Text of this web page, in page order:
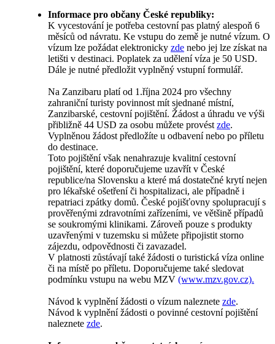
Informace pro občany České republiky:
K vycestování je potřeba cestovní pas platný alespoň 6
měsíců od návratu. Ke vstupu do země je nutné vízum. O
vízum lze požádat elektronicky zde nebo jej lze získat na
letišti v destinaci. Poplatek za udělení víza je 50 USD.
Dále je nutné předložit vyplněný vstupní formulář.
Na Zanzibaru platí od 1.října 2024 pro všechny
zahraniční turisty povinnost mít sjednané místní,
Zanzibarské, cestovní pojištění. Žádost a úhradu ve výši
přibližně 44 USD za osobu můžete provéstzde.
Vyplněnou žádost předložíte u odbavení nebo po příletu
do destinace.
Toto pojištění však nenahrazuje kvalitní cestovní
pojištění, které doporučujeme uzavřít v České
republice/na Slovensku a které má dostatečné krytí nejen
pro lékařské ošetření či hospitalizaci, ale případně i
repatriaci zpátky domů. České pojišťovny spolupracují s
prověřenými zdravotními zařízeními, ve většině případů
se soukromými klinikami. Zároveň pouze s produkty
uzavřenými v tuzemsku si můžete připojistit storno
zájezdu, odpovědnosti či zavazadel.
V platnosti zůstávají také žádosti o turistická víza online
či na místě po příletu. Doporučujeme také sledovat
podmínku vstupu na webu MZV (www.mzv.gov.cz).
Návod k vyplnění žádosti o vízum naleznete zde.
Návod k vyplnění žádosti o povinné cestovní pojištění
naleznete zde.